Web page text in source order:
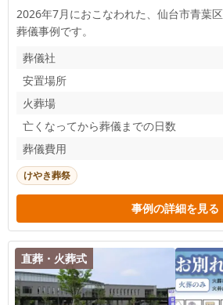
2026年7月におこなわれた、 仙台市青葉区
葬儀事例です。
葬儀社
安置場所
火葬場
亡くなってから葬儀までの日数
葬儀費用
けやき葬祭
事例の詳細を見る
直葬・火葬式